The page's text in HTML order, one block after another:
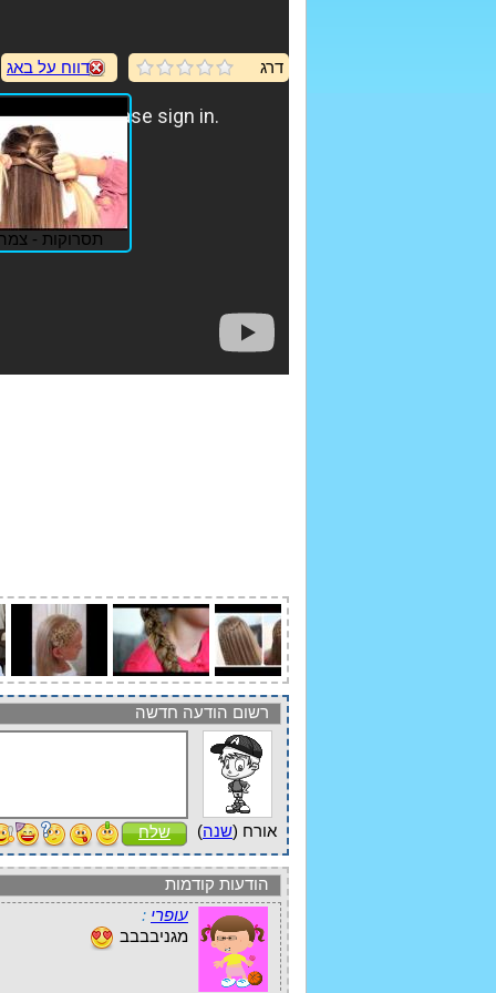
דרג דווח על באג
תסרוקות -
רשום הודעה חדשה
אורח (שנה) שלח
הודעות קודמות
עופרי :
מגניבבבב